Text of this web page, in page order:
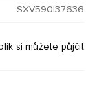
SXV590|37636
si můžete půjčit